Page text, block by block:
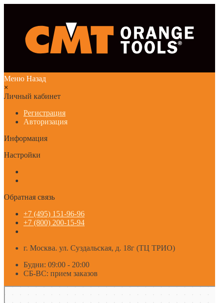
Меню Назад
×
Личный кабинет
Регистрация
Авторизация
Информация
Настройки
Обратная связь
+7 (495) 151-96-96
+7 (800) 200-15-94
г. Москва. ул. Суздальская, д. 18г (ТЦ ТРИО)
Будни: 09:00 - 20:00
СБ-ВС: прием заказов